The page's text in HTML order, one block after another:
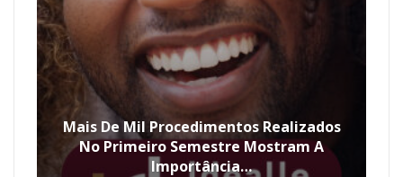
Mais De Mil Procedimentos Realizados
No Primeiro Semestre Mostram A
Importância…